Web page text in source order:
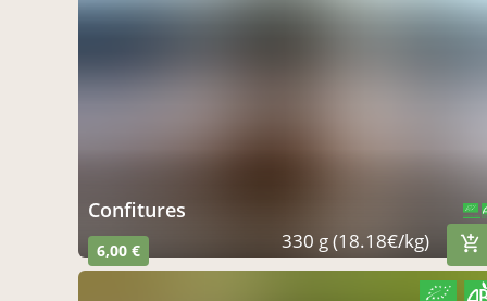
Confitures
6,00 € 330 g (18.18€/kg)